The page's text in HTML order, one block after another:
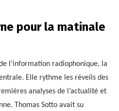
pour la matinale
l’information radiophonique, la
Elle rythme les réveils des
analyses de l’actualité et
Thomas Sotto avait su